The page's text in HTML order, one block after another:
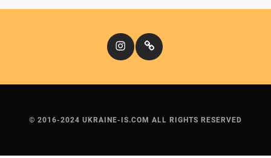
InstagramКіномандри
© 2016-2024 UKRAINE-IS.COM ALL RIGHTS RESERVED